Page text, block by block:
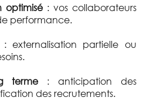
optimisé: vos collaborateurs
performance.
: externalisation partielle ou
terme: anticipation des
des recrutements.